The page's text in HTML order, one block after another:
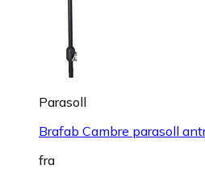
Parasoll
Brafab Cambre parasoll
fra